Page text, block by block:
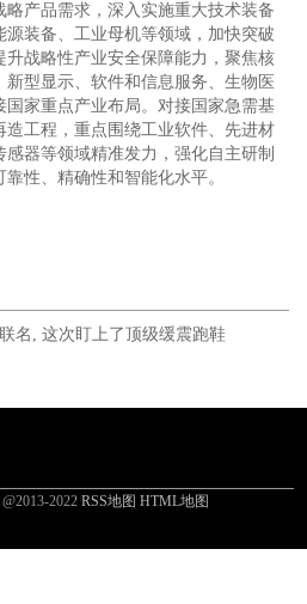
产品需求，深入实施重大技术装备
装备、工业母机等领域，加快突破
战略性产业安全保障能力，聚焦核
型显示、软件和信息服务、生物医
家重点产业布局。对接国家急需基
工程，重点围绕工业软件、先进材
器等领域精准发力，强化自主研制
性、精确性和智能化水平。
名, 这次盯上了顶级缓震跑鞋
@2013-2022 RSS地图 HTML地图